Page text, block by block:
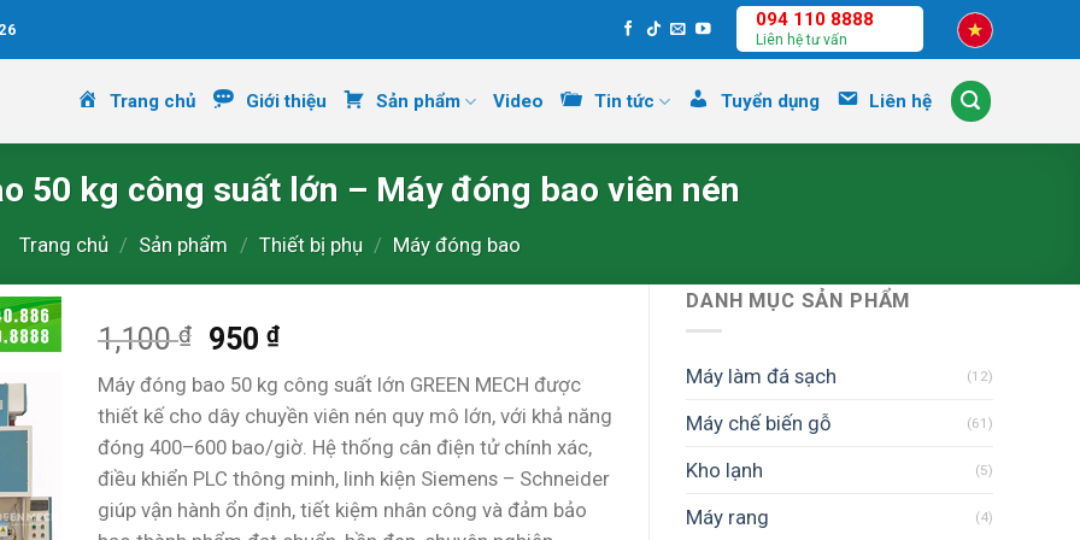
094 110 8888
Liên hệ tư vấn
Trang chủ Giới thiệu Sản phẩm Video Tin tức Tuyển dụng Liên hệ
50 kg công suất lớn – Máy đóng bao viên nén
Trang chủ / Sản phẩm / Thiết bị phụ / Máy đóng bao
DANH MỤC SẢN PHẨM
Máy làm đá sạch (12)
Máy chế biến gỗ (61)
Kho lạnh (5)
Máy rang (4)
1,100₫
Giá
gốc
là:
1,100 ₫.
950 ₫Giá
hiện
tại
là:
950 ₫.
Máy đóng bao 50 kg công suất lớn GREEN MECH được
thiết kế cho dây chuyền viên nén quy mô lớn, với khả năng
đóng 400–600 bao/giờ. Hệ thống cân điện tử chính xác,
điều khiển PLC thông minh, linh kiện Siemens – Schneider
giúp vận hành ổn định, tiết kiệm nhân công và đảm bảo